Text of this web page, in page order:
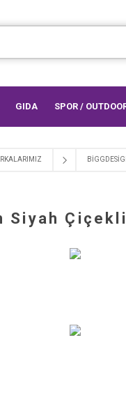
GIDA SPOR /
Siyah Çiçekli